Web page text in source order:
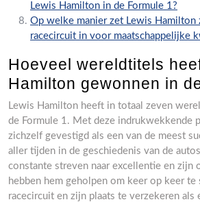
Lewis Hamilton in de Formule 1?
Op welke manier zet Lewis Hamilton
racecircuit in voor maatschappelijke
Hoeveel wereldtitels
Hamilton gewonnen in
Lewis Hamilton heeft in totaal zeven
de Formule 1. Met deze indrukwekkende
zichzelf gevestigd als een van de meest
aller tijden in de geschiedenis van de
constante streven naar excellentie en zijn
hebben hem geholpen om keer op keer
racecircuit en zijn plaats te verzekeren als